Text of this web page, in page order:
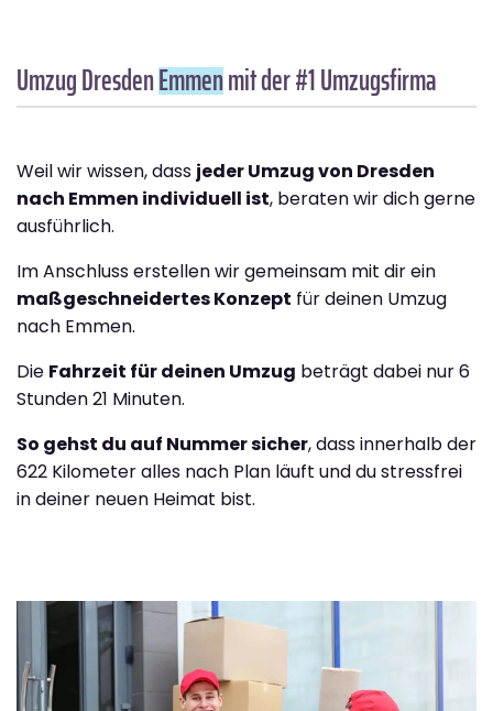
Umzug DresdenEmmenmit der #1 Umzugsfirma
Weil wir wissen, dass jeder Umzug von Dresden
nach Emmen individuell ist, beraten wir dich gerne
ausführlich.
Im Anschluss erstellen wir gemeinsam mit dir ein
maßgeschneidertes Konzept für deinen Umzug
nach Emmen.
Die Fahrzeit für deinen Umzug beträgt dabei nur 6
Stunden 21 Minuten.
So gehst du auf Nummer sicher, dass innerhalb der
622 Kilometer alles nach Plan läuft und du stressfrei
in deiner neuen Heimat bist.